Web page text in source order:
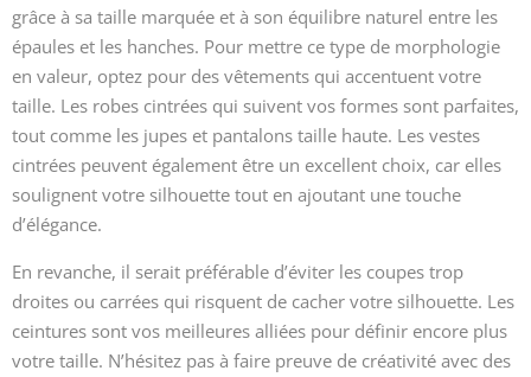
grâce à sa taille marquée et à son équilibre naturel entre les
épaules et les hanches. Pour mettre ce type de morphologie
en valeur, optez pour des vêtements qui accentuent votre
taille. Les robes cintrées qui suivent vos formes sont parfaites,
tout comme les jupes et pantalons taille haute. Les vestes
cintrées peuvent également être un excellent choix, car elles
soulignent votre silhouette tout en ajoutant une touche
d’élégance.
En revanche, il serait préférable d’éviter les coupes trop
droites ou carrées qui risquent de cacher votre silhouette. Les
ceintures sont vos meilleures alliées pour définir encore plus
votre taille. N’hésitez pas à faire preuve de créativité avec des